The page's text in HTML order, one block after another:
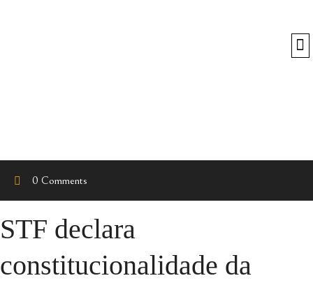
0 Comments
STF declara
constitucionalidade da